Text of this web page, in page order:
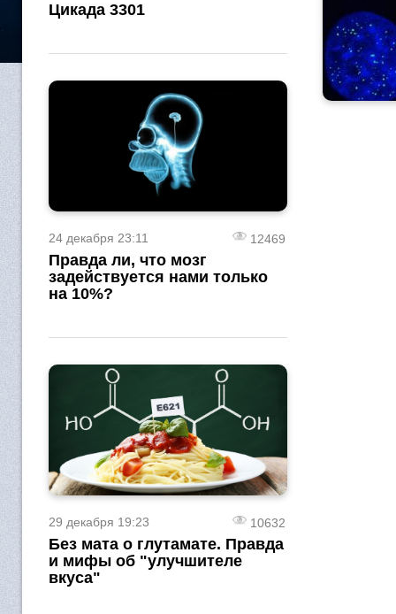
Цикада 3301
24 декабря 23:11 12469
Правда ли, что мозг
задействуется нами только
на 10%?
29 декабря 19:23 10632
Без мата о глутамате. Правда
и мифы об "улучшителе
вкуса"